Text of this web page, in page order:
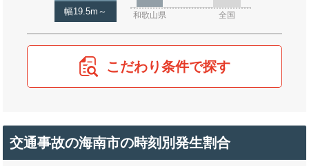
幅19.5m～ 和歌山県 全国
こだわり条件で探す
交通事故の海南市の時刻別発生割合